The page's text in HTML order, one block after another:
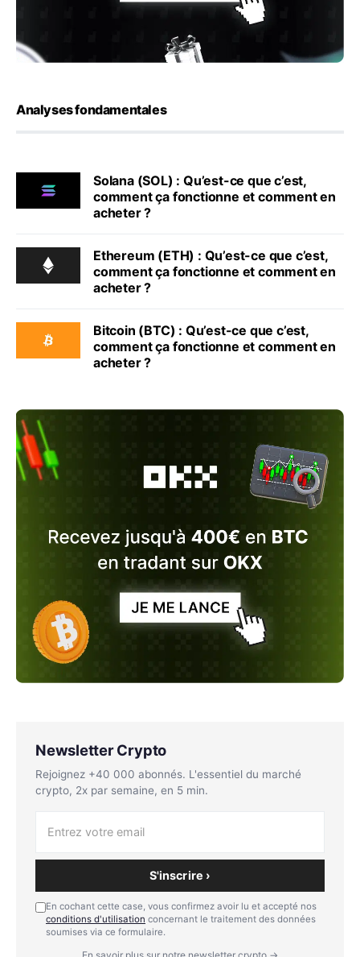
Analyses fondamentales
Solana (SOL) : Qu’est-ce que c’est,
comment ça fonctionne et comment en
acheter ?
Ethereum (ETH) : Qu’est-ce que c’est,
comment ça fonctionne et comment en
acheter ?
Bitcoin (BTC) : Qu’est-ce que c’est,
comment ça fonctionne et comment en
acheter ?
Newsletter Crypto
Rejoignez +40 000 abonnés. L'essentiel du marché
crypto, 2x par semaine, en 5 min.
S'inscrire ›
En cochant cette case, vous confirmez avoir lu et accepté nos
conditions d'utilisation concernant le traitement des données
soumises via ce formulaire.